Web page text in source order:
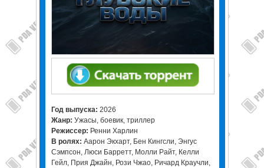
Год выпуска: 2026
Жанр: Ужасы, боевик, триллер
Режиссер: Ренни Харлин
В ролях: Аарон Экхарт, Бен Кингсли, Энгус
Сэмпсон, Люси Барретт, Молли Райт, Келли
Гейл, Прия Джайн, Рози Чжао, Ричард Краучли,